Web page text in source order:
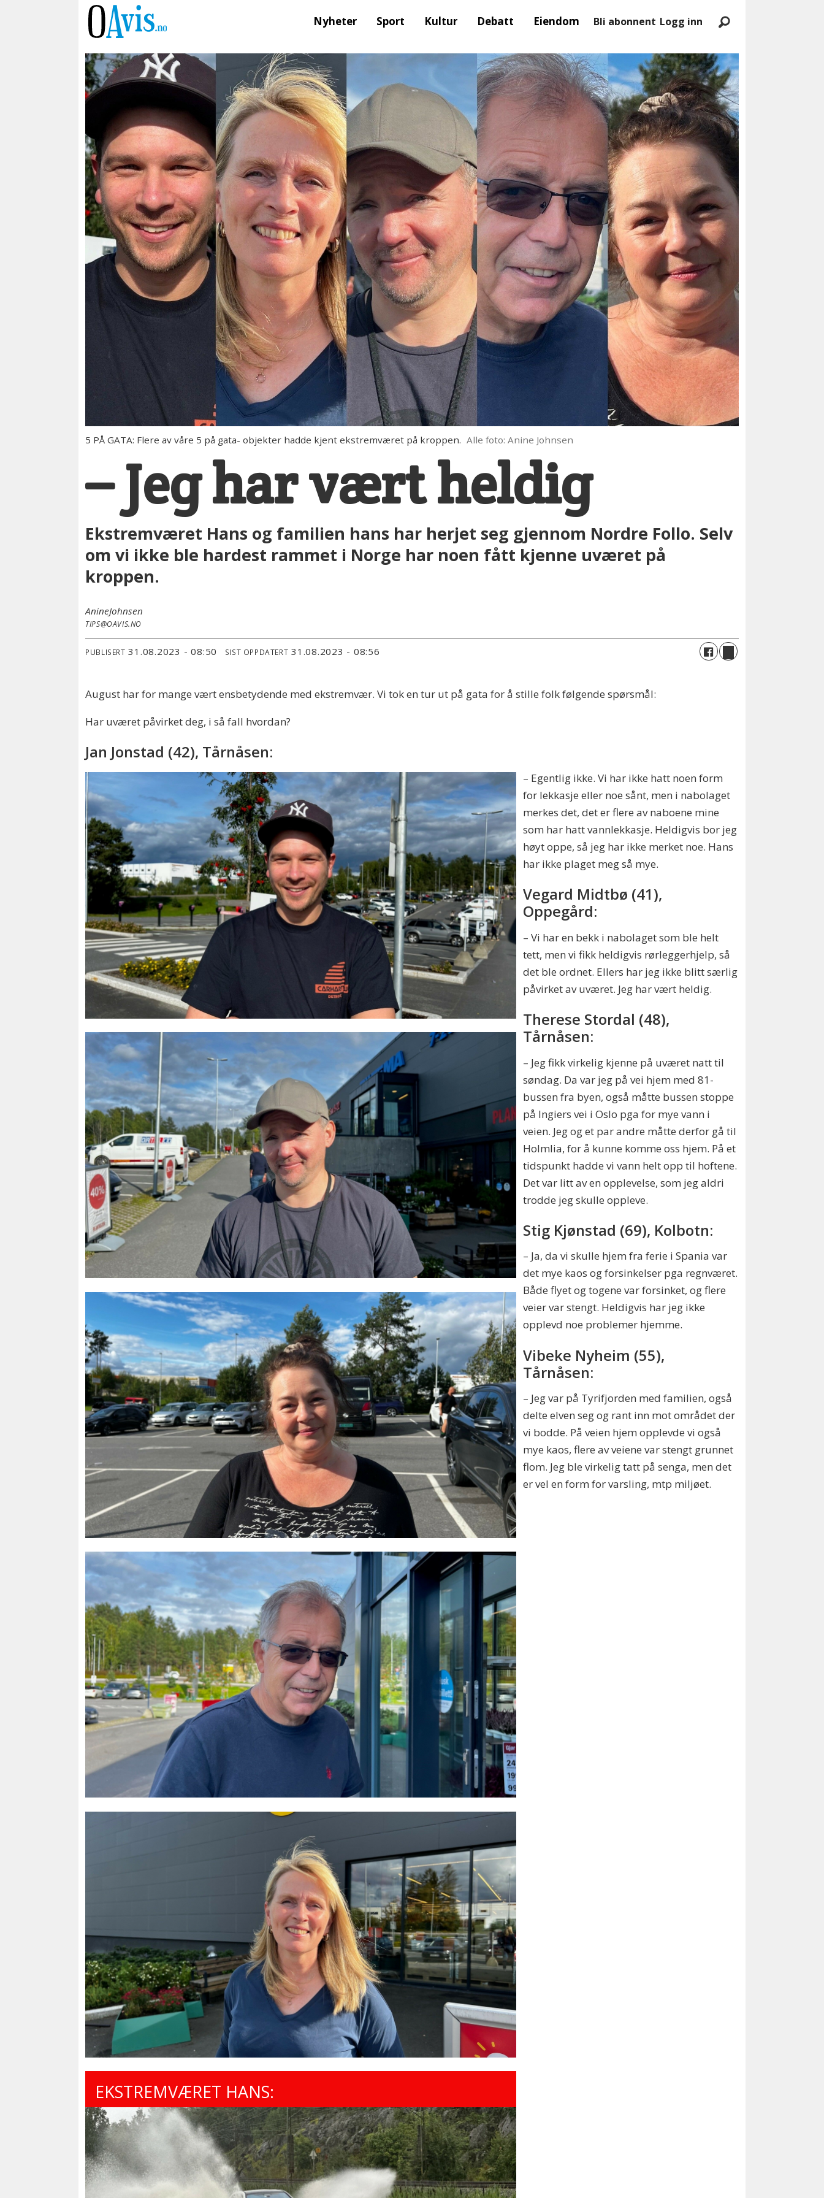
Nyheter Sport Kultur Debatt Eiendom Bli abonnent Logg inn
5 PÅ GATA: Flere av våre 5 på gata- objekter hadde kjent ekstremværet på kroppen. Alle foto: Anine Johnsen
– Jeg har vært heldig
Ekstremværet Hans og familien hans har herjet seg gjennom Nordre Follo. Selv
om vi ikke ble hardest rammet i Norge har noen fått kjenne uværet på
kroppen.
AnineJohnsen
TIPS@OAVIS.NO
PUBLISERT 31.08.2023 - 08:50 SIST OPPDATERT 31.08.2023 - 08:56
August har for mange vært ensbetydende med ekstremvær. Vi tok en tur ut på gata for å stille folk følgende spørsmål:
Har uværet påvirket deg, i så fall hvordan?
Jan Jonstad (42), Tårnåsen:
– Egentlig ikke. Vi har ikke hatt noen form
for lekkasje eller noe sånt, men i nabolaget
merkes det, det er flere av naboene mine
som har hatt vannlekkasje. Heldigvis bor jeg
høyt oppe, så jeg har ikke merket noe. Hans
har ikke plaget meg så mye.
Vegard Midtbø (41),
Oppegård:
– Vi har en bekk i nabolaget som ble helt
tett, men vi fikk heldigvis rørleggerhjelp, så
det ble ordnet. Ellers har jeg ikke blitt særlig
påvirket av uværet. Jeg har vært heldig.
Therese Stordal (48),
Tårnåsen:
– Jeg fikk virkelig kjenne på uværet natt til
søndag. Da var jeg på vei hjem med 81-
bussen fra byen, også måtte bussen stoppe
på Ingiers vei i Oslo pga for mye vann i
veien. Jeg og et par andre måtte derfor gå til
Holmlia, for å kunne komme oss hjem. På et
tidspunkt hadde vi vann helt opp til hoftene.
Det var litt av en opplevelse, som jeg aldri
trodde jeg skulle oppleve.
Stig Kjønstad (69), Kolbotn:
– Ja, da vi skulle hjem fra ferie i Spania var
det mye kaos og forsinkelser pga regnværet.
Både flyet og togene var forsinket, og flere
veier var stengt. Heldigvis har jeg ikke
opplevd noe problemer hjemme.
Vibeke Nyheim (55),
Tårnåsen:
– Jeg var på Tyrifjorden med familien, også
delte elven seg og rant inn mot området der
vi bodde. På veien hjem opplevde vi også
mye kaos, flere av veiene var stengt grunnet
flom. Jeg ble virkelig tatt på senga, men det
er vel en form for varsling, mtp miljøet.
EKSTREMVÆRET HANS: